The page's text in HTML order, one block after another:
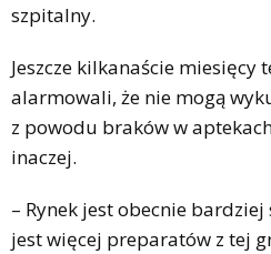
szpitalny.
Jeszcze kilkanaście miesięcy
alarmowali, że nie mogą
z powodu braków w
inaczej.
– Rynek jest obecnie
jest więcej preparatów z tej